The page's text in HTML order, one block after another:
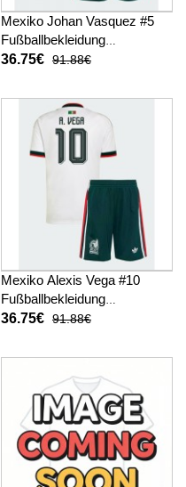
Mexiko Johan Vasquez #5
Fußballbekleidung
Auswärtstrikot Kinder WM
hosen)
36.75€ 91.88€
Mexiko Alexis Vega #10
Fußballbekleidung
Auswärtstrikot Kinder WM
hosen)
36.75€ 91.88€